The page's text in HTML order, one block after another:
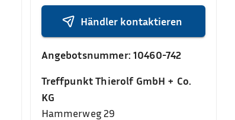
Händler kontaktieren
Angebotsnummer: 10460-742
Treffpunkt Thierolf GmbH + Co.
KG
Hammerweg 29